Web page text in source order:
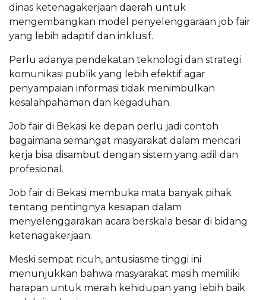
dinas ketenagakerjaan daerah untuk
mengembangkan model penyelenggaraan job fair
yang lebih adaptif dan inklusif.
Perlu adanya pendekatan teknologi dan strategi
komunikasi publik yang lebih efektif agar
penyampaian informasi tidak menimbulkan
kesalahpahaman dan kegaduhan.
Job fair di Bekasi ke depan perlu jadi contoh
bagaimana semangat masyarakat dalam mencari
kerja bisa disambut dengan sistem yang adil dan
profesional.
Job fair di Bekasi membuka mata banyak pihak
tentang pentingnya kesiapan dalam
menyelenggarakan acara berskala besar di bidang
ketenagakerjaan.
Meski sempat ricuh, antusiasme tinggi ini
menunjukkan bahwa masyarakat masih memiliki
harapan untuk meraih kehidupan yang lebih baik